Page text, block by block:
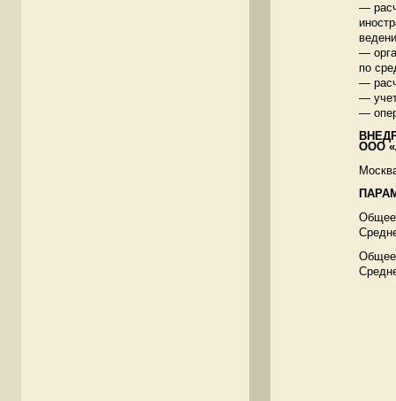
—
—
по
—
—
—
ООО
Общее
Общее